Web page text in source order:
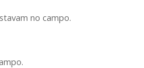
no campo.